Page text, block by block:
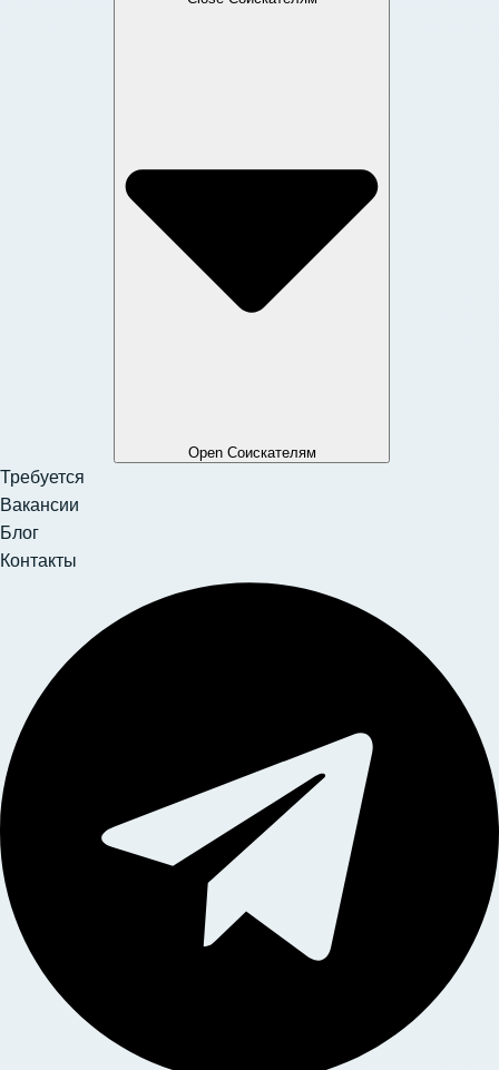
Open Соискателям
Требуется
Вакансии
Блог
Контакты